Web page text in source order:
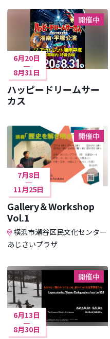
開催中
6月20日
8月31日
ハッピードリームサー
カス
開催中
7月8日
11月25日
Gallery＆Workshop
Vol.1
横浜市瀬谷区民文化センター
あじさいプラザ
開催中
6月13日
8月30日